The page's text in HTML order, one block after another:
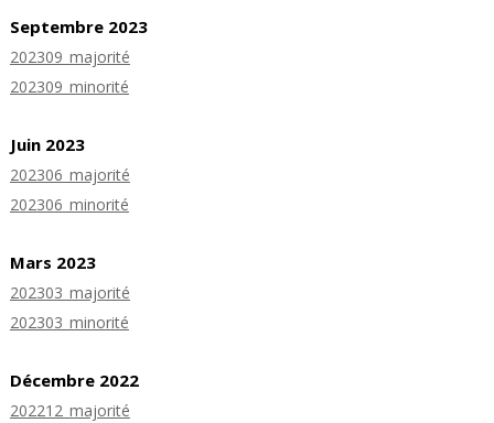
Septembre 2023
202309_majorité
202309_minorité
Juin 2023
202306_majorité
202306_minorité
Mars 2023
202303_majorité
202303_minorité
Décembre 2022
202212_majorité